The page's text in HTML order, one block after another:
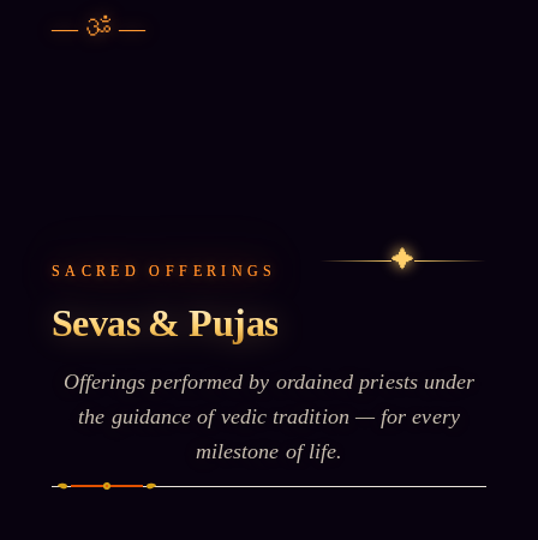
— ॐ —
SACRED OFFERINGS ✦
Sevas & Pujas
Offerings performed by ordained priests under
the guidance of vedic tradition — for every
milestone of life.